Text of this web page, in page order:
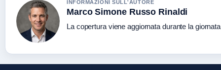
INFORMAZIONI SULL'AUTORE
Marco Simone Russo Rinaldi
La copertura viene aggiornata durante la